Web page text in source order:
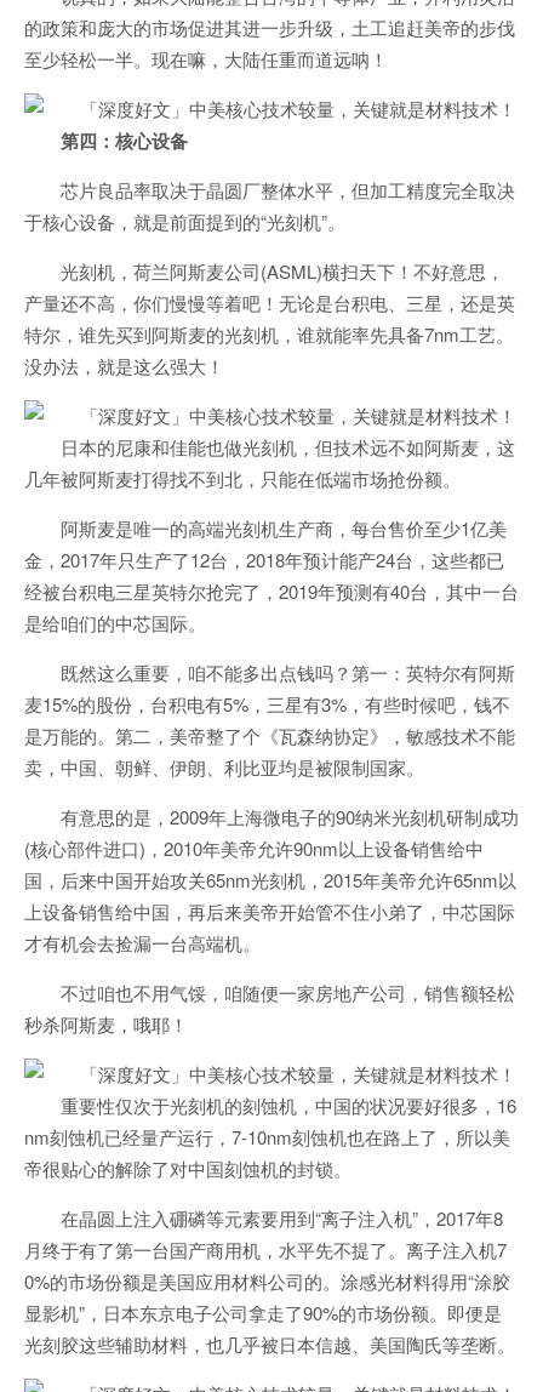
的政策和庞大的市场促进其进一步升级，土工追赶美帝的步伐
至少轻松一半。现在嘛，大陆任重而道远呐！
第四：核心设备
芯片良品率取决于晶圆厂整体水平，但加工精度完全取决
于核心设备，就是前面提到的“光刻机”。
光刻机，荷兰阿斯麦公司(ASML)横扫天下！不好意思，
产量还不高，你们慢慢等着吧！无论是台积电、三星，还是英
特尔，谁先买到阿斯麦的光刻机，谁就能率先具备7nm工艺。
没办法，就是这么强大！
日本的尼康和佳能也做光刻机，但技术远不如阿斯麦，这
几年被阿斯麦打得找不到北，只能在低端市场抢份额。
阿斯麦是唯一的高端光刻机生产商，每台售价至少1亿美
金，2017年只生产了12台，2018年预计能产24台，这些都已
经被台积电三星英特尔抢完了，2019年预测有40台，其中一台
是给咱们的中芯国际。
既然这么重要，咱不能多出点钱吗？第一：英特尔有阿斯
麦15%的股份，台积电有5%，三星有3%，有些时候吧，钱不
是万能的。第二，美帝整了个《瓦森纳协定》，敏感技术不能
卖，中国、朝鲜、伊朗、利比亚均是被限制国家。
有意思的是，2009年上海微电子的90纳米光刻机研制成功
(核心部件进口)，2010年美帝允许90nm以上设备销售给中
国，后来中国开始攻关65nm光刻机，2015年美帝允许65nm以
上设备销售给中国，再后来美帝开始管不住小弟了，中芯国际
才有机会去捡漏一台高端机。
不过咱也不用气馁，咱随便一家房地产公司，销售额轻松
秒杀阿斯麦，哦耶！
重要性仅次于光刻机的刻蚀机，中国的状况要好很多，16
nm刻蚀机已经量产运行，7-10nm刻蚀机也在路上了，所以美
帝很贴心的解除了对中国刻蚀机的封锁。
在晶圆上注入硼磷等元素要用到“离子注入机”，2017年8
月终于有了第一台国产商用机，水平先不提了。离子注入机7
0%的市场份额是美国应用材料公司的。涂感光材料得用“涂胶
显影机”，日本东京电子公司拿走了90%的市场份额。即便是
光刻胶这些辅助材料，也几乎被日本信越、美国陶氏等垄断。